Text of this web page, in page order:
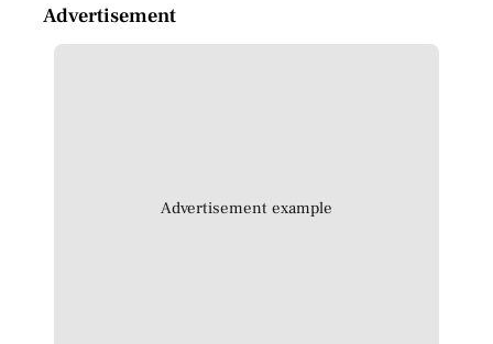
Advertisement
Advertisement example